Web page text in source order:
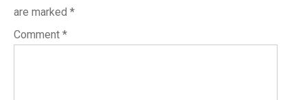
are marked *
Comment *